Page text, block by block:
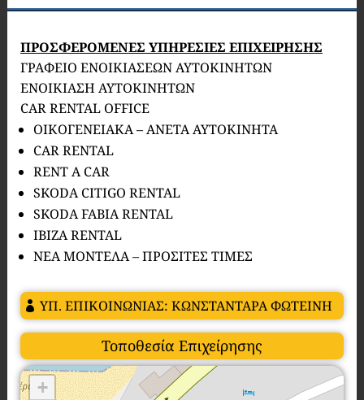
ΠΡΟΣΦΕΡΟΜΕΝΕΣ ΥΠΗΡΕΣΙΕΣ ΕΠΙΧΕΙΡΗΣΗΣ
ΓΡΑΦΕΙΟ ΕΝΟΙΚΙΑΣΕΩΝ ΑΥΤΟΚΙΝΗΤΩΝ
ΕΝΟΙΚΙΑΣΗ ΑΥΤΟΚΙΝΗΤΩΝ
CAR RENTAL OFFICE
ΟΙΚΟΓΕΝΕΙΑΚΑ – ΑΝΕΤΑ ΑΥΤΟΚΙΝΗΤΑ
CAR RENTAL
RENT A CAR
SKODA CITIGO RENTAL
SKODA FABIA RENTAL
IBIZA RENTAL
ΝΕΑ ΜΟΝΤΕΛΑ – ΠΡΟΣΙΤΕΣ ΤΙΜΕΣ
ΥΠ. ΕΠΙΚΟΙΝΩΝΙΑΣ: ΚΩΝΣΤΑΝΤΑΡΑ ΦΩΤΕΙΝΗ
Τοποθεσία Επιχείρησης
+